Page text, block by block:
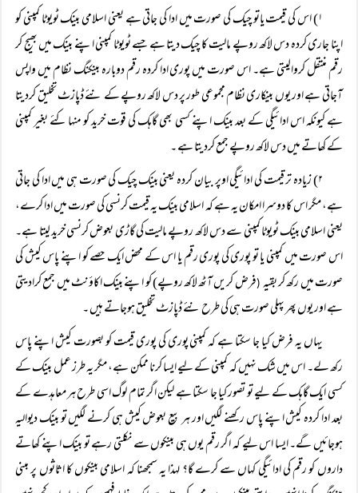
۱) اس کی قیمت یاتو چیک کی صورت میں ادا کی جاتی ہے یعنی اسلامی بینک ٹویوٹا کمپنی کو
اپنا جاری کردہ دس لاکھ روپے مالیت کا چیک دیتا ہے جسے ٹویوٹا کمپنی اپنے بینک میں بھیج کر
رقم منتقل کروالیتی ہے۔ اس صورت میں پوری ادا کردہ رقم دوبارہ بینکنگ نظام میں واپس
آجاتی ہے اور یوں بینکاری نظام مجموعی طور پر دس لاکھ روپے کے نئے ڈپازٹ تخلیق کردیتا
ہے کیونکہ اس ادائیگی کے بعد بینک اپنے کسی بھی گاہک کی قوت خرید کو منہا کئے بغیر کمپنی
کے کھاتے میں دس لاکھ روپے جمع کردیتا ہے ۔
۲) زیادہ تر قیمت کی ادائیگی اوپر بیان کردہ یعنی بینک چیک کی صورت ہی میں ادا کی جاتی
ہے، مگر اس کا دوسرا امکان یہ ہے کہ اسلامی بینک یہ قیمت کرنسی کی صورت میں ادا کرے،
یعنی اسلامی بینک ٹویوٹا کمپنی سے دس لاکھ روپے مالیت کی گاڑی بعوض کرنسی خرید لیتا ہے۔
اس صورت میں کمپنی یا تو پوری کی پوری رقم یا اس کے محض ایک حصے کو اپنے پاس کیش کی
صورت میں رکھ کر بقیہ (فرض کریں آٹھ لاکھ روپے) کو اپنے بینک اکاؤنٹ میں جمع کرادیتی
ہے اور یوں پھر پہلی صورت ہی کی طرح نئے ڈپازٹ تخلیق ہوجاتے ہیں ۔
یہاں یہ فرض کیا جا سکتا ہے کہ کمپنی پوری کی پوری قیمت کو بصورت کیش اپنے پاس
رکھ لے۔ اس میں شک نہیں کہ کمپنی کے لیے ایسا کرنا ممکن ہے، مگر یہ طرز عمل بینک کے
کسی ایک گاہک کے لیے تو تصور کیا جا سکتا ہے لیکن اگر تمام لوگ اسی طرح ہر معاہدے کے
بعد ادا کردہ کیش اپنے پاس رکھنے لگیں اور ہر بیع بعوض کیش ہی کرنے لگیں تو بینک دیوالیہ
ہوجائیں گے۔ ایسا اس لیے کہ اگر رقم یوں ہی بینکوں سے نکلتی رہے تو بینک اپنے کھاتے
داروں کو رقم کی ادائیگی کہاں سے کرے گا؟ لہذا یہ سمجھنا کہ اسلامی بینکوں کا اثاثوں پر مبنی